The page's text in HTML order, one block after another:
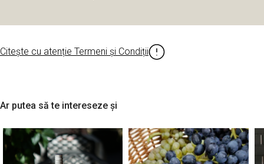
Citește cu atenție Termeni și Condiții
Ar putea să te intereseze și